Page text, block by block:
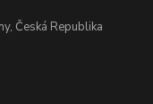
Česká Republika